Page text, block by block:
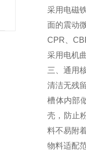
采用电磁
面的震动
CPR、
采用电机
三、通用
清洁无残
槽体内部
壳，防止
料不易附
物料适配